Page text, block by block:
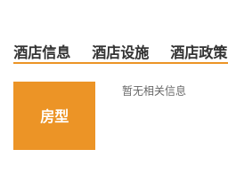
酒店信息 酒店设施 酒店政策
房型
暂无相关信息